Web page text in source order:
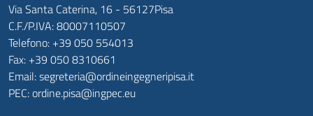
Via Santa Caterina, 16 - 56127Pisa
C.F./P.IVA: 80007110507
Telefono: +39 050 554013
Fax: +39 050 8310661
Email: segreteria@ordineingegneripisa.it
PEC: ordine.pisa@ingpec.eu